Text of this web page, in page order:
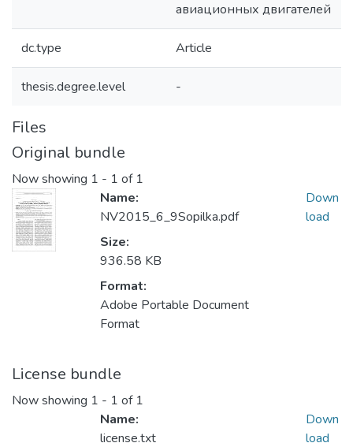
авиационных двигателей
dc.type Article
thesis.degree.level -
Files
Original bundle
Now showing 1 - 1 of 1
Name:
NV2015_6_9Sopilka.pdf
Size:
936.58 KB
Format:
Adobe Portable Document
Format
Down
load
License bundle
Now showing 1 - 1 of 1
Name:
license.txt
Down
load